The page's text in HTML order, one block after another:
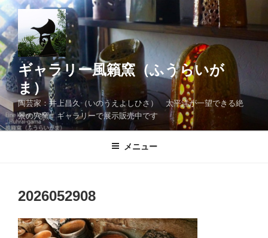
コ
ン
テ
ン
ツ
へ
ス
キ
ッ
ギャラリー風籟窯（ふうらいが
ま）
陶芸家：井上昌久（いのうえよしひさ） 太平洋が一望できる絶
景の穴窯 ギャラリーで展示販売中です
メニュー
2026052908